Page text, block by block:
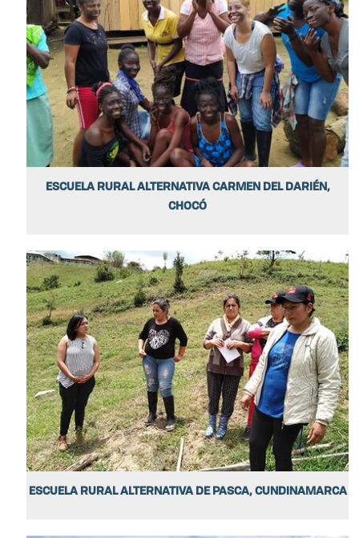
ESCUELA RURAL ALTERNATIVA CARMEN DEL DARIÉN,
CHOCÓ
ESCUELA RURAL ALTERNATIVA DE PASCA, CUNDINAMARCA